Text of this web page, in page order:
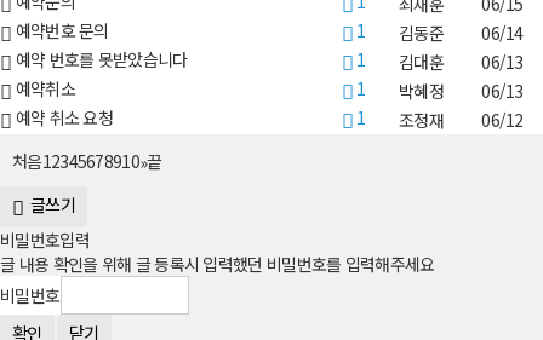
예약번호 문의
1 김동준
06/14
예약 번호를 못받았습니다
1 김대훈
06/13
예약취소
1 박혜정
06/13
예약 취소 요청
1 조정재
06/12
처음12345678910»끝
글쓰기
비밀번호입력
글 내용 확인을 위해 글 등록시 입력했던 비밀번호를 입력해주세요
비밀번호
확인
닫기